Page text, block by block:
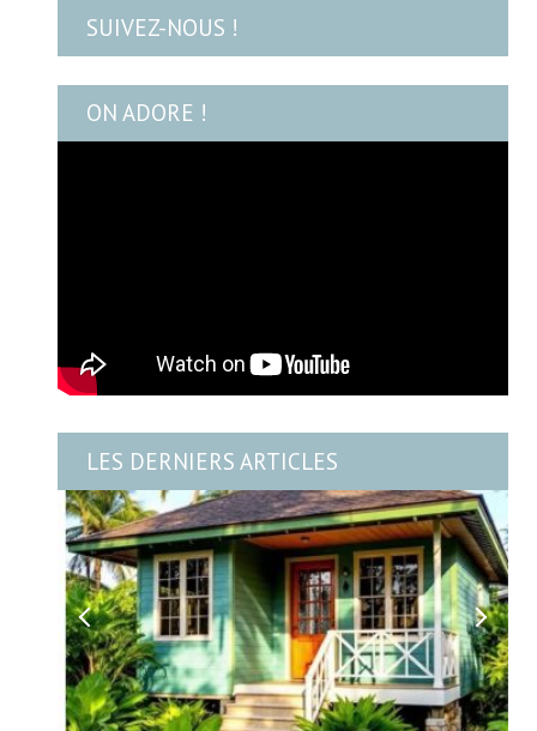
SUIVEZ-NOUS !
ON ADORE !
LES DERNIERS ARTICLES